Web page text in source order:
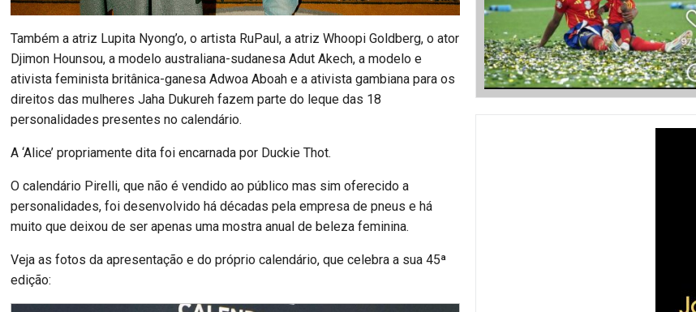
Também a atriz Lupita Nyong’o, o artista RuPaul, a atriz Whoopi Goldberg, o ator
Djimon Hounsou, a modelo australiana-sudanesa Adut Akech, a modelo e
ativista feminista britânica-ganesa Adwoa Aboah e a ativista gambiana para os
direitos das mulheres Jaha Dukureh fazem parte do leque das 18
personalidades presentes no calendário.
A ‘Alice’ propriamente dita foi encarnada por Duckie Thot.
O calendário Pirelli, que não é vendido ao público mas sim oferecido a
personalidades, foi desenvolvido há décadas pela empresa de pneus e há
muito que deixou de ser apenas uma mostra anual de beleza feminina.
Veja as fotos da apresentação e do próprio calendário, que celebra a sua 45ª
edição: